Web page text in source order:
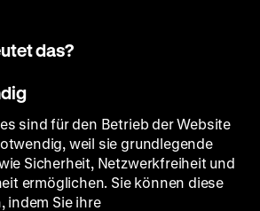
das?
sind für den Betrieb der Website
weil sie grundlegende
Sicherheit, Netzwerkfreiheit und
ermöglichen. Sie können diese
indem Sie ihre